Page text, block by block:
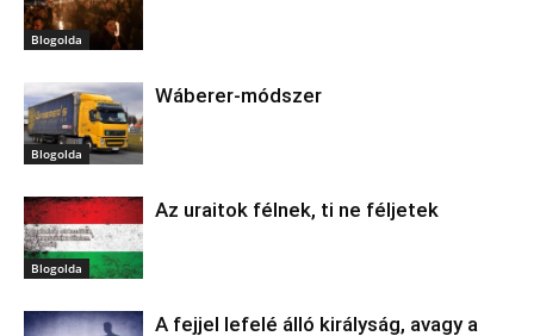
Blogolda
Blogolda
Wáberer-módszer
Blogolda
Az uraitok félnek, ti ne féljetek
A fejjel lefelé álló királyság, avagy a